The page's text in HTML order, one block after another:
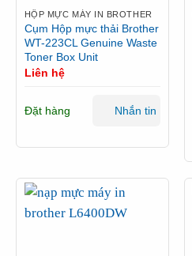
HỘP MỰC MÁY IN BROTHER
Cụm Hộp mực thải Brother
WT-223CL Genuine Waste
Toner Box Unit
Liên hệ
Đặt hàng Nhắn tin